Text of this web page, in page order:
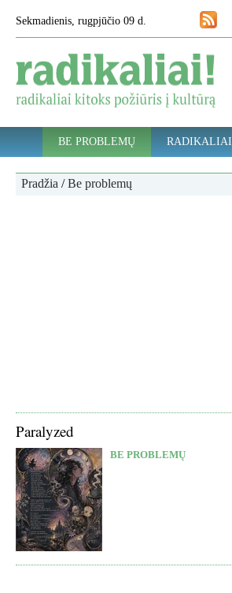
Sekmadienis, rugpjūčio 09 d.
BE PROBLEMŲ RADIKALIAI
Pradžia /Be problemų
Paralyzed
BE PROBLEMŲ